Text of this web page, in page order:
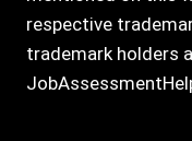
respective
trademark holders